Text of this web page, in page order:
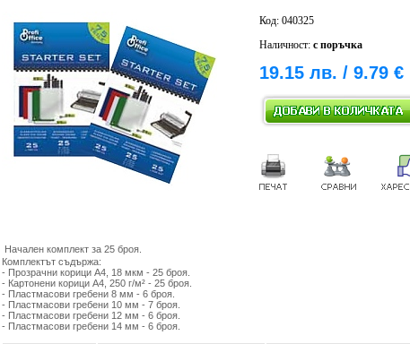
Код: 040325
Наличност: с поръчка
19.15 лв. / 9.79 €
Начален комплект за 25 броя.
Комплектът съдържа:
- Прозрачни корици А4, 18 мкм - 25 броя.
- Картонени корици А4, 250 г/м² - 25 броя.
- Пластмасови гребени 8 мм - 6 броя.
- Пластмасови гребени 10 мм - 7 броя.
- Пластмасови гребени 12 мм - 6 броя.
- Пластмасови гребени 14 мм - 6 броя.